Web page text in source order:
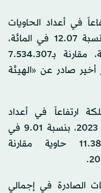
في أعداد الحاويات
المناولة السنوية لعام 2023 بنسبة 12.07 في المائة،
لتصل إلى 8.443.746 حاوية، مقارنة بـ7.534.307
تقرير أخير صادر عن «الهيئة
ارتفاعاً في أعداد
الحاويات المناولة السنوية لعام 2023، بنسبة 9.01 في
المائة لتصل إلى 11.380.302 حاوية مقارنة
الصادرة في إجمالي